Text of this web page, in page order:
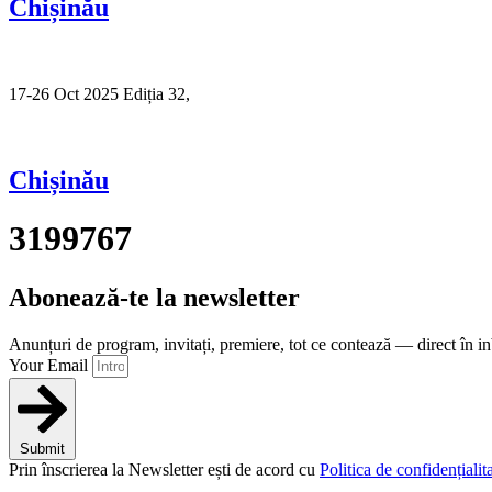
Chișinău
17-26 Oct 2025 Ediția 32,
Chișinău
3199767
Abonează-te la newsletter
Anunțuri de program, invitați, premiere, tot ce contează — direct în
Your Email
Submit
Prin înscrierea la Newsletter ești de acord cu Politica de